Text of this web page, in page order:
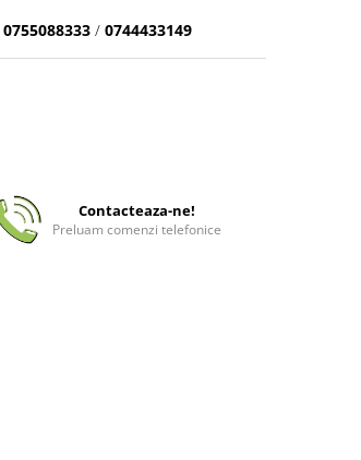
0755088333 / 0744433149
Contacteaza-ne!
Preluam comenzi telefonice